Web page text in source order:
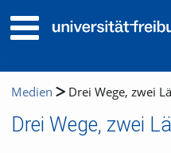
Medien Drei Wege, zwei